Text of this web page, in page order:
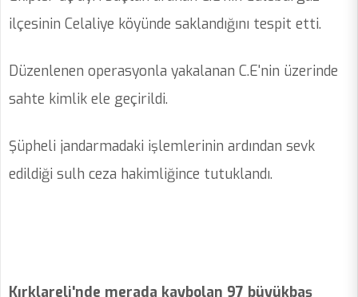
ilçesinin Celaliye köyünde saklandığını tespit etti.
Düzenlenen operasyonla yakalanan C.E'nin üzerinde
sahte kimlik ele geçirildi.
Şüpheli jandarmadaki işlemlerinin ardından sevk
edildiği sulh ceza hakimliğince tutuklandı.
Kırklareli'nde merada kaybolan 97 büyükbaş